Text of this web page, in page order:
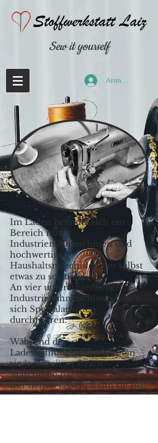
Sew it yourself
Anmelden
Im Laden befindet sich ein
Bereich mit
Industrienähmaschinen und
hochwertigen
Haushaltsmaschinen um selbst
etwas zu schaffen.
An vier unterschiedlichen
Industrienähmaschinen lassen
sich Spezialarbeiten
durchführen.
Während der
Ladenöffnungszeiten können
sie jederzeit an freien
Maschinen nähen und sich von
mir helfen lassen, wenn sie mal
nicht weiter wissen.